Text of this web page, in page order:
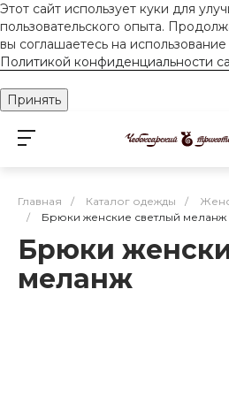
Этот сайт использует куки для
пользовательского опыта.
вы соглашаетесь на
Политикой конфиденциальности
Принять
Главная / Каталог одежды /
/
Брюки женские светлый меланж
Брюки
меланж